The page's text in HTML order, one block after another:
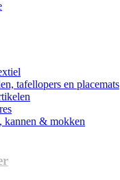
tafellopers en placemats
kannen & mokken